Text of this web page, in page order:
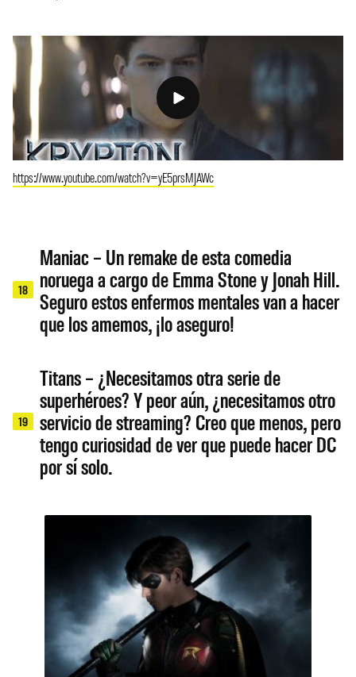
https://www.youtube.com/watch?v=yE5prsMJAWc
18
Maniac – Un remake de esta comedia
noruega a cargo de Emma Stone y Jonah Hill.
Seguro estos enfermos mentales van a hacer
que los amemos, ¡lo aseguro!
19
Titans – ¿Necesitamos otra serie de
superhéroes? Y peor aún, ¿necesitamos otro
servicio de streaming? Creo que menos, pero
tengo curiosidad de ver que puede hacer DC
por sí solo.